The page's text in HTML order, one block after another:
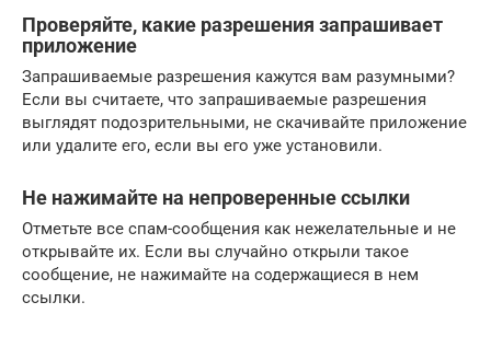
Проверяйте, какие разрешения запрашивает
приложение
Запрашиваемые разрешения кажутся вам разумными?
Если вы считаете, что запрашиваемые разрешения
выглядят подозрительными, не скачивайте приложение
или удалите его, если вы его уже установили.
Не нажимайте на непроверенные ссылки
Отметьте все спам-сообщения как нежелательные и не
открывайте их. Если вы случайно открыли такое
сообщение, не нажимайте на содержащиеся в нем
ссылки.